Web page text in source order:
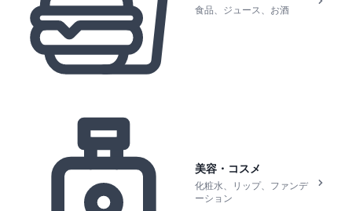
食品、ジュース、お酒
美容・コスメ
化粧水、リップ、ファンデ
ーション